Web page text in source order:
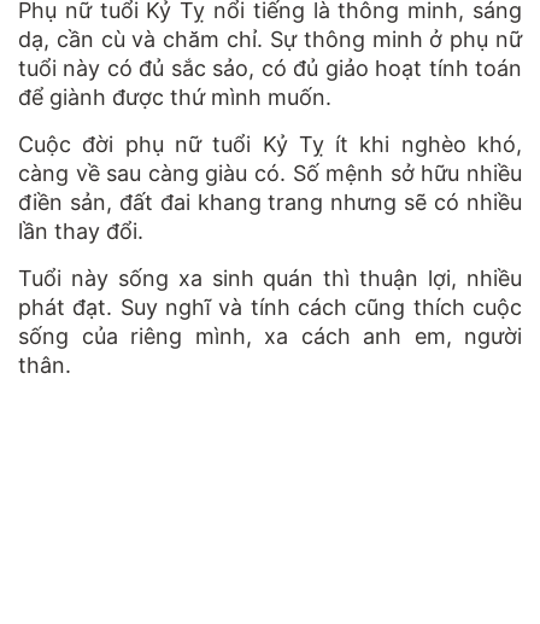
Phụ nữ tuổi Kỷ Tỵ nổi tiếng là thông minh, sáng
dạ, cần cù và chăm chỉ. Sự thông minh ở phụ nữ
tuổi này có đủ sắc sảo, có đủ giảo hoạt tính toán
để giành được thứ mình muốn.
Cuộc đời phụ nữ tuổi Kỷ Tỵ ít khi nghèo khó,
càng về sau càng giàu có. Số mệnh sở hữu nhiều
điền sản, đất đai khang trang nhưng sẽ có nhiều
lần thay đổi.
Tuổi này sống xa sinh quán thì thuận lợi, nhiều
phát đạt. Suy nghĩ và tính cách cũng thích cuộc
sống của riêng mình, xa cách anh em, người
thân.